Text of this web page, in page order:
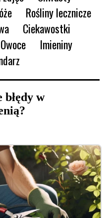
Róże
Rośliny lecznicze
Ciekawostki
Owoce
Imieniny
błędy w